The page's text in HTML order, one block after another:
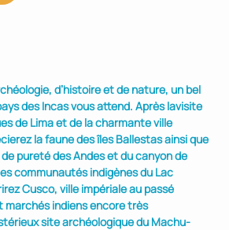
d’histoire et de nature, un bel
des Incas vous attend. Après lavisite
de Lima et de la charmante ville
la faune des îles Ballestas ainsi que
pureté des Andes et du canyon de
communautés indigènes du Lac
Cusco, ville impériale au passé
marchés indiens encore très
site archéologique du Machu-